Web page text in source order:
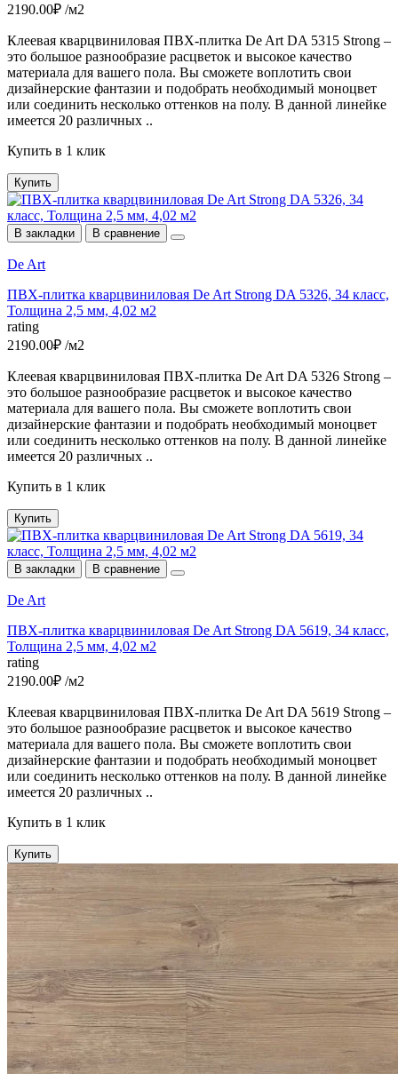
2190.00₽ /м2
Клеевая кварцвиниловая ПВХ-плитка De Art DA 5315 Strong –
это большое разнообразие расцветок и высокое качество
материала для вашего пола. Вы сможете воплотить свои
дизайнерские фантазии и подобрать необходимый моноцвет
или соединить несколько оттенков на полу. В данной линейке
имеется 20 различных ..
Купить в 1 клик
Купить
В закладки В сравнение
De Art
ПВХ-плитка кварцвиниловая De Art Strong DA 5326, 34 класс,
Толщина 2,5 мм, 4,02 м2
rating
2190.00₽ /м2
Клеевая кварцвиниловая ПВХ-плитка De Art DA 5326 Strong –
это большое разнообразие расцветок и высокое качество
материала для вашего пола. Вы сможете воплотить свои
дизайнерские фантазии и подобрать необходимый моноцвет
или соединить несколько оттенков на полу. В данной линейке
имеется 20 различных ..
Купить в 1 клик
Купить
В закладки В сравнение
De Art
ПВХ-плитка кварцвиниловая De Art Strong DA 5619, 34 класс,
Толщина 2,5 мм, 4,02 м2
rating
2190.00₽ /м2
Клеевая кварцвиниловая ПВХ-плитка De Art DA 5619 Strong –
это большое разнообразие расцветок и высокое качество
материала для вашего пола. Вы сможете воплотить свои
дизайнерские фантазии и подобрать необходимый моноцвет
или соединить несколько оттенков на полу. В данной линейке
имеется 20 различных ..
Купить в 1 клик
Купить